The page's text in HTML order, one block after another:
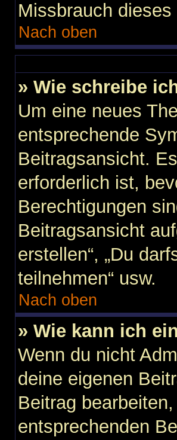
Missbrauch
Nach oben
» Wie schreibe
Um eine neues
entsprechende
Beitragsansicht.
erforderlich ist,
Berechtigungen
Beitragsansicht
erstellen“, „Du
teilnehmen“ usw.
Nach oben
» Wie kann ich
Wenn du nicht
deine eigenen
Beitrag
entsprechenden